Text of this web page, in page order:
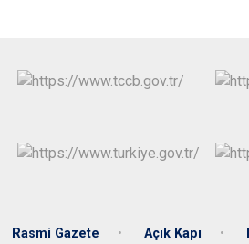
Rasmi Gazete Açık Kapı